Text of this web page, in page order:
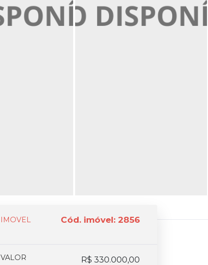
IMOVEL Cód. imóvel: 2856
VALOR R$ 330.000,00